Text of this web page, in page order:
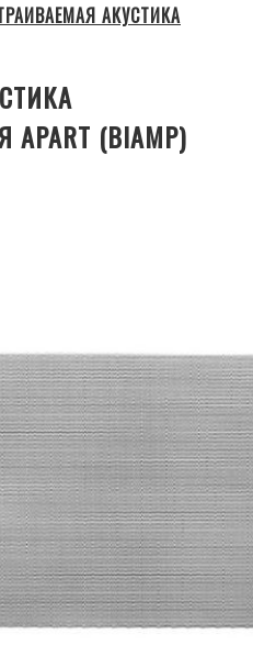
АКУСТИКА
(BIAMP)